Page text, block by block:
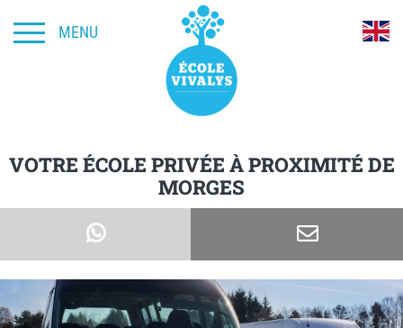
MENU
VOTRE ÉCOLE PRIVÉE À PROXIMITÉ DE
MORGES